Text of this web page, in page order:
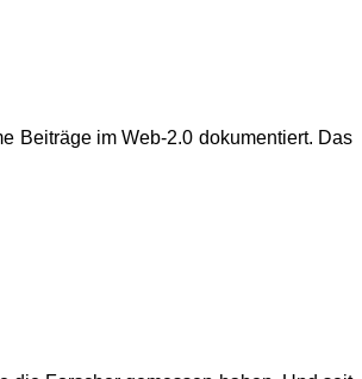
Beiträge im Web-2.0 dokumentiert. Das